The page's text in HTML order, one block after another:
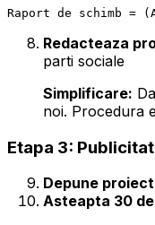
Redacteaza
parti sociale
Simplificare:
noi. Procedura
Etapa 3:
Depune
Asteapta 30